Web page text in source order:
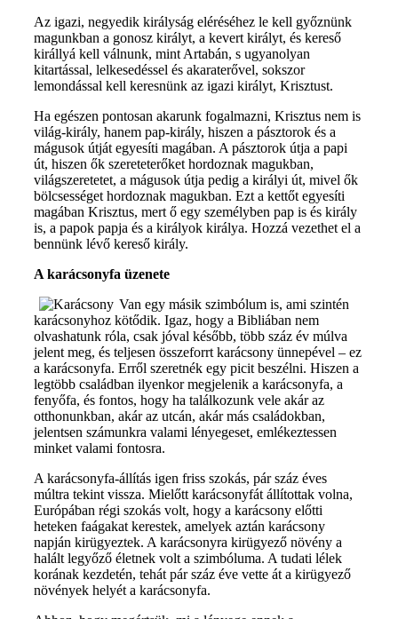
Az igazi, negyedik királyság eléréséhez le kell győznünk
magunkban a gonosz királyt, a kevert királyt, és kereső
királlyá kell válnunk, mint Artabán, s ugyanolyan
kitartással, lelkesedéssel és akaraterővel, sokszor
lemondással kell keresnünk az igazi királyt, Krisztust.
Ha egészen pontosan akarunk fogalmazni, Krisztus nem is
világ-király, hanem pap-király, hiszen a pásztorok és a
mágusok útját egyesíti magában. A pásztorok útja a papi
út, hiszen ők szereteterőket hordoznak magukban,
világszeretetet, a mágusok útja pedig a királyi út, mivel ők
bölcsességet hordoznak magukban. Ezt a kettőt egyesíti
magában Krisztus, mert ő egy személyben pap is és király
is, a papok papja és a királyok királya. Hozzá vezethet el a
bennünk lévő kereső király.
A karácsonyfa üzenete
Van egy másik szimbólum is, ami szintén
karácsonyhoz kötődik. Igaz, hogy a Bibliában nem
olvashatunk róla, csak jóval később, több száz év múlva
jelent meg, és teljesen összeforrt karácsony ünnepével – ez
a karácsonyfa. Erről szeretnék egy picit beszélni. Hiszen a
legtöbb családban ilyenkor megjelenik a karácsonyfa, a
fenyőfa, és fontos, hogy ha találkozunk vele akár az
otthonunkban, akár az utcán, akár más családokban,
jelentsen számunkra valami lényegeset, emlékeztessen
minket valami fontosra.
A karácsonyfa-állítás igen friss szokás, pár száz éves
múltra tekint vissza. Mielőtt karácsonyfát állítottak volna,
Európában régi szokás volt, hogy a karácsony előtti
heteken faágakat kerestek, amelyek aztán karácsony
napján kirügyeztek. A karácsonyra kirügyező növény a
halált legyőző életnek volt a szimbóluma. A tudati lélek
korának kezdetén, tehát pár száz éve vette át a kirügyező
növények helyét a karácsonyfa.